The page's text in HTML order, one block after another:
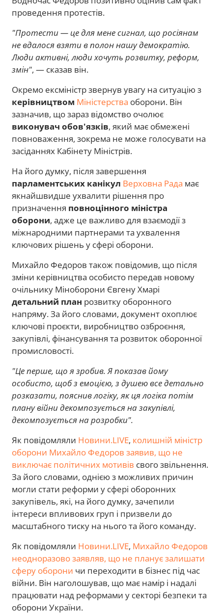
проведення протестів.
"Протести — це для мене сигнал, що росіянам
не вдалося взяти в полон нашу демократію.
Люди активні, люди хочуть розвитку, реформ,
змін", — сказав він.
Окремо ексміністр звернув увагу на ситуацію з
керівництвом Міністерства оборони. Він
зазначив, що зараз відомство очолює
виконувач обов'язків, який має обмежені
повноваження, зокрема не може голосувати на
засіданнях Кабінету Міністрів.
На його думку, після завершення
парламентських канікул Верховна Рада має
якнайшвидше ухвалити рішення про
призначення повноцінного міністра
оборони, адже це важливо для взаємодії з
міжнародними партнерами та ухвалення
ключових рішень у сфері оборони.
Михайло Федоров також повідомив, що після
зміни керівництва особисто передав новому
очільнику Міноборони Євгену Хмарі
детальний план розвитку оборонного
напряму. За його словами, документ охоплює
ключові проєкти, виробництво озброєння,
закупівлі, фінансування та розвиток оборонної
промисловості.
"Це перше, що я зробив. Я показав йому
особисто, щоб з емоцією, з душею все детально
розказати, пояснив логіку, як ця логіка потім
плану війни декомпозується на закупівлі,
декомпозується на розробки".
Як повідомляли Новини.LIVE, колишній міністр
оборони Михайло Федоров заявив, що не
виключає політичних мотивів свого звільнення.
За його словами, однією з можливих причин
могли стати реформи у сфері оборонних
закупівель, які, на його думку, зачепили
інтереси впливових груп і призвели до
масштабного тиску на нього та його команду.
Як повідомляли Новини.LIVE, Михайло Федоров
неодноразово заявляв, що не планує залишати
сферу оборони чи переходити в бізнес під час
війни. Він наголошував, що має намір і надалі
працювати над реформами у секторі безпеки та
оборони України.